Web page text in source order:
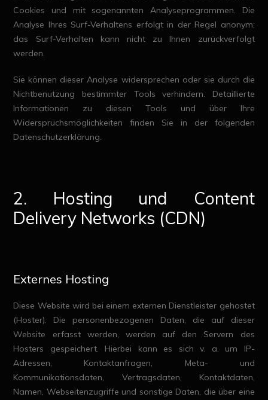
Cookies und mit sogenannten Analyseprogrammen. Die
Analyse Ihres Surf-Verhaltens erfolgt in der Regel anonym;
das Surf-Verhalten kann nicht zu Ihnen zurückverfolgt
werden.
Sie können dieser Analyse widersprechen oder sie durch die
Nichtbenutzung bestimmter Tools verhindern. Detaillierte
Informationen zu diesen Tools und über Ihre
Widerspruchsmöglichkeiten finden Sie in der folgenden
Datenschutzerklärung.
2. Hosting und Content
Delivery Networks (CDN)
Externes Hosting
Diese Website wird bei einem externen Dienstleister gehostet
(Hoster). Die personenbezogenen Daten, die auf dieser
Website erfasst werden, werden auf den Servern des
Hosters gespeichert. Hierbei kann es sich v. a. um IP-
Adressen, Kontaktanfragen, Meta- und
Kommunikationsdaten, Vertragsdaten, Kontaktdaten,
Namen, Webseitenzugriffe und sonstige Daten, die über eine